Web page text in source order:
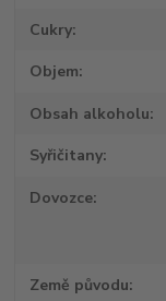
Cukry
Objem
Obsah alkoholu
Syřičitany
Dovozce
Země původu